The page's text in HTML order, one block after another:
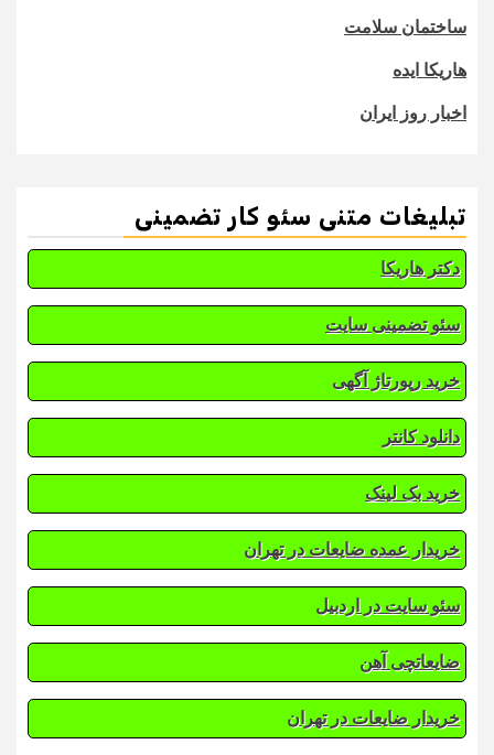
ساختمان سلامت
هاریکا ایده
اخبار روز ایران
تبلیغات متنی سئو کار تضمینی
دکتر هاریکا
سئو تضمینی سایت
خرید رپورتاژ آگهی
دانلود کانتر
خرید بک لینک
خریدار عمده ضایعات در تهران
سئو سایت در اردبیل
ضایعاتچی آهن
خریدار ضایعات در تهران